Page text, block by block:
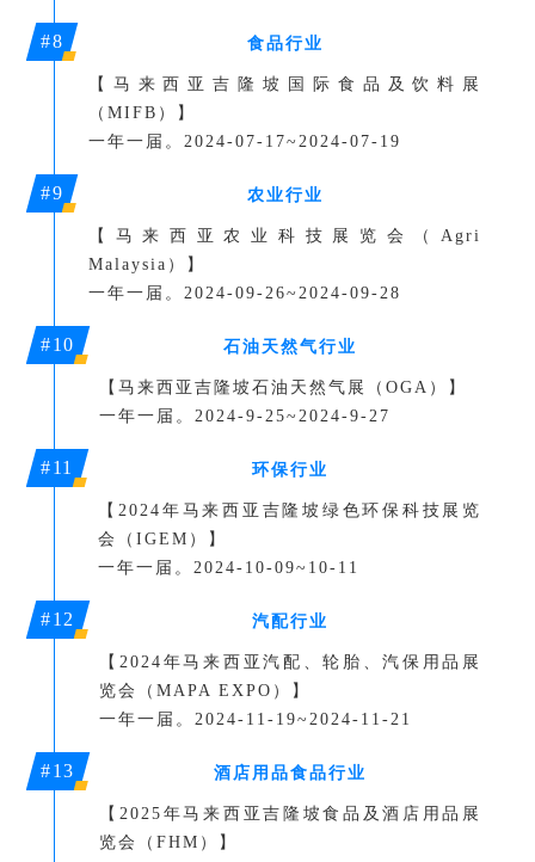
#8 食品行业
【 马来西亚吉隆坡国际食品及饮料展
（MIFB）
】
一年一届。 2024-07-17~2024-07-19
#9 农业行业
【 马来西亚农业科技展览会（ Agri
Malaysia ）
】
一年一届。 2024-09-26~2024-09-28
#10 石油天然气行业
【马来西亚吉隆坡石油天然气展（OGA）
】
一年一届。 2024-9-25~2024-9-27
#11 环保行业
【 2024年马来西亚吉隆坡绿色环保科技展览
会（IGEM）
】
一年一届。 2024-10-09~10-11
#12 汽配行业
【 2024年马来西亚汽配、轮胎、汽保用品展
览会（MAPA EXPO ）
】
一年一届。 2024-11-19~2024-11-21
#13 酒店用品食品行业
【 2025年马来西亚吉隆坡食品及酒店用品展
览会（FHM ）
】